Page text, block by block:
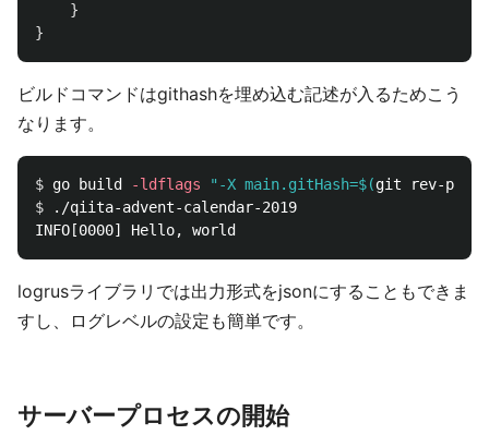
}
}
ビルドコマンドはgithashを埋め込む記述が入るためこう
なります。
$ go build -ldflags "-X main.gitHash=$(git rev-parse
$
./qiita-advent-calendar-2019
INFO[0000] Hello,
logrusライブラリでは出力形式をjsonにすることもできま
すし、ログレベルの設定も簡単です。
サーバープロセスの開始